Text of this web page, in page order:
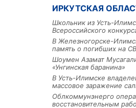
ИРКУТСКАЯ
Школьник из Усть-
Всероссийского
В Железногорске-
память о погибших на
Шоумен Азамат
«Унгинская баранина»
В Усть-Илимске
массовое заражение
Облкоммунэнерго
восстановительным